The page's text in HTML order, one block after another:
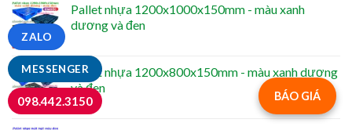
Pallet nhựa 1200x1000x150mm - màu xanh
dương và đen
Pallet nhựa 1200x800x150mm - màu xanh dương
và đen
BÁO GIÁ
MESSENGER
ZALO
098.442.3150